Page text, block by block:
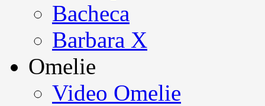
Bacheca
Barbara X
Omelie
Video Omelie